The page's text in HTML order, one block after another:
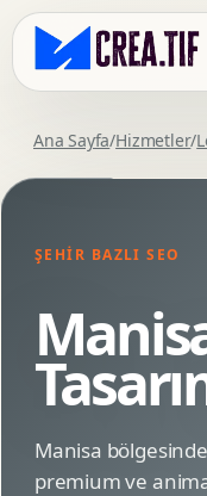
Ana Sayfa/Hizmetler/
ŞEHIR BAZLI SEO
Manisa
premium ve